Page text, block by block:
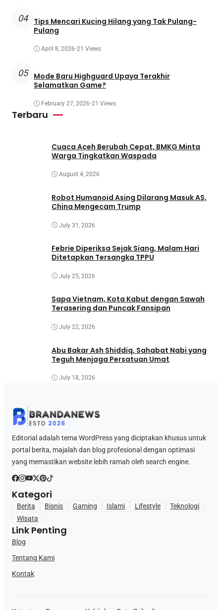
04
Tips Mencari Kucing Hilang yang Tak Pulang-
Pulang
April 8, 2026•21 Views
05
Mode Baru Highguard Upaya Terakhir
Selamatkan Game?
February 27, 2026•21 Views
Terbaru
Cuaca Aceh Berubah Cepat, BMKG Minta
Warga Tingkatkan Waspada
August 4, 2026
Robot Humanoid Asing Dilarang Masuk AS,
China Mengecam Trump
July 31, 2026
Febrie Diperiksa Sejak Siang, Malam Hari
Ditetapkan Tersangka TPPU
July 25, 2026
Sapa Vietnam, Kota Kabut dengan Sawah
Terasering dan Puncak Fansipan
July 22, 2026
Abu Bakar Ash Shiddiq, Sahabat Nabi yang
Teguh Menjaga Persatuan Umat
July 18, 2026
Editorial adalah tema WordPress yang diciptakan khusus untuk
portal berita, majalah dan blog profesional dengan optimasi
yang memastikan website lebih ramah oleh search engine.
Kategori
Berita Bisnis Gaming Islami Lifestyle
Teknologi
Wisata
Link Penting
Blog
Tentang Kami
Kontak